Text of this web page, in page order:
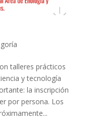
talleres prácticos
y tecnología
la inscripción
por persona. Los